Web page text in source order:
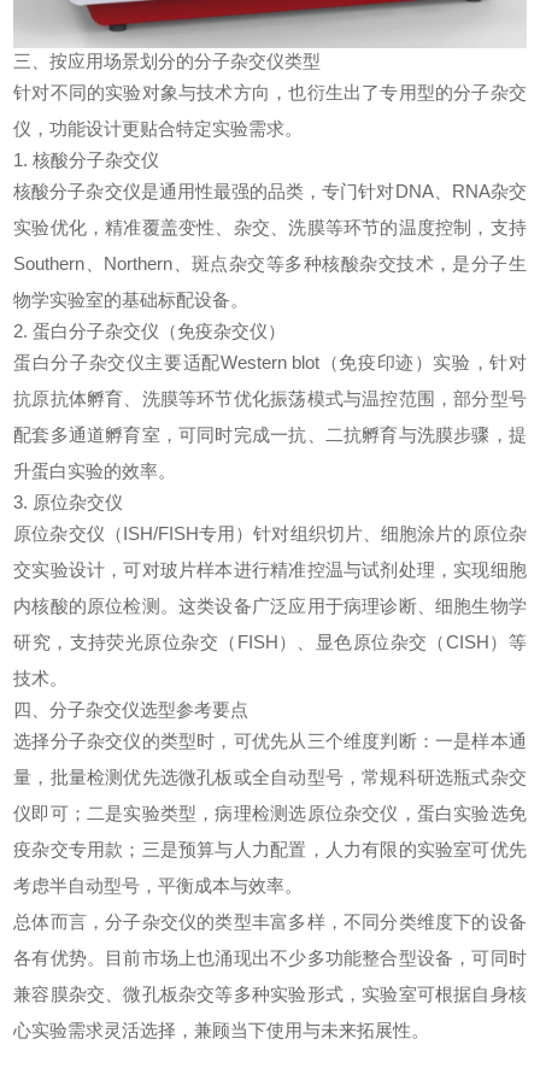
三、按应用场景划分的分子杂交仪类型
针对不同的实验对象与技术方向，也衍生出了专用型的分子杂交
仪，功能设计更贴合特定实验需求。
1. 核酸分子杂交仪
核酸分子杂交仪是通用性最强的品类，专门针对DNA、RNA杂交
实验优化，精准覆盖变性、杂交、洗膜等环节的温度控制，支持
Southern、Northern、斑点杂交等多种核酸杂交技术，是分子生
物学实验室的基础标配设备。
2. 蛋白分子杂交仪（免疫杂交仪）
蛋白分子杂交仪主要适配Western blot（免疫印迹）实验，针对
抗原抗体孵育、洗膜等环节优化振荡模式与温控范围，部分型号
配套多通道孵育室，可同时完成一抗、二抗孵育与洗膜步骤，提
升蛋白实验的效率。
3. 原位杂交仪
原位杂交仪（ISH/FISH专用）针对组织切片、细胞涂片的原位杂
交实验设计，可对玻片样本进行精准控温与试剂处理，实现细胞
内核酸的原位检测。这类设备广泛应用于病理诊断、细胞生物学
研究，支持荧光原位杂交（FISH）、显色原位杂交（CISH）等
技术。
四、分子杂交仪选型参考要点
选择分子杂交仪的类型时，可优先从三个维度判断：一是样本通
量，批量检测优先选微孔板或全自动型号，常规科研选瓶式杂交
仪即可；二是实验类型，病理检测选原位杂交仪，蛋白实验选免
疫杂交专用款；三是预算与人力配置，人力有限的实验室可优先
考虑半自动型号，平衡成本与效率。
总体而言，分子杂交仪的类型丰富多样，不同分类维度下的设备
各有优势。目前市场上也涌现出不少多功能整合型设备，可同时
兼容膜杂交、微孔板杂交等多种实验形式，实验室可根据自身核
心实验需求灵活选择，兼顾当下使用与未来拓展性。